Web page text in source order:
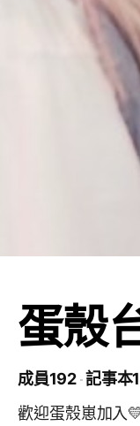
蛋殼
成員192 記事本
歡迎蛋殼崽加入